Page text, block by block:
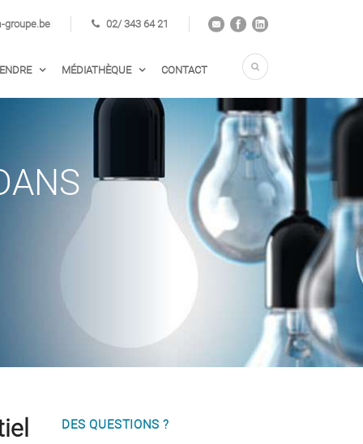
groupe.be 02/ 343 64 21
MÉDIATHÈQUE CONTACT
DES QUESTIONS ?